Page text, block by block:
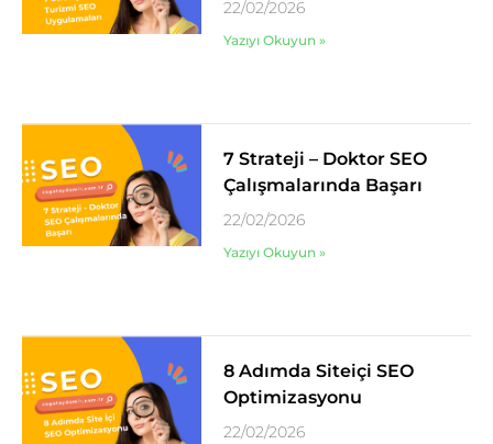
22/02/2026
Yazıyı Okuyun »
7 Strateji – Doktor SEO
Çalışmalarında Başarı
22/02/2026
Yazıyı Okuyun »
8 Adımda Siteiçi SEO
Optimizasyonu
22/02/2026